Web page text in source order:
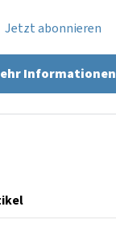
Jetzt abonnieren
Informationen